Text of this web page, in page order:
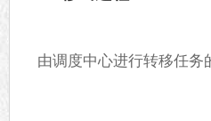
由调度中心进行转移任